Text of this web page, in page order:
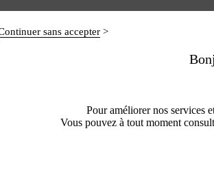
sans accepter
Pour améliorer nos services
Vous pouvez à tout moment